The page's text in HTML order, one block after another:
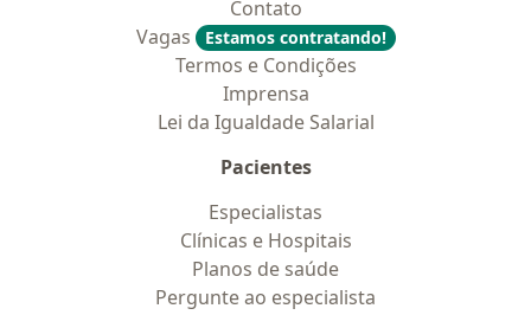
Contato
Vagas
Estamos contratando!
Termos e Condições
Imprensa
Lei da Igualdade Salarial
Pacientes
Especialistas
Clínicas e Hospitais
Planos de saúde
Pergunte ao especialista